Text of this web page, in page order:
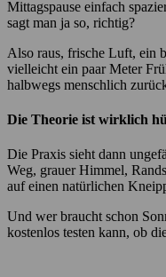
Mittagspause einfach
sagt man ja so, richtig?
Also raus, frische Luft, ein
vielleicht ein paar Meter
halbwegs menschlich
Die Theorie ist wirklich
Die Praxis sieht dann
Weg, grauer Himmel,
auf einen natürlichen
Und wer braucht schon
kostenlos testen kann, ob